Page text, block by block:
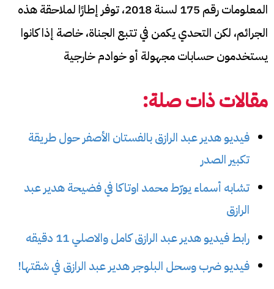
المعلومات رقم 175 لسنة 2018، توفر إطارًا لملاحقة هذه
الجرائم، لكن التحدي يكمن في تتبع الجناة، خاصة إذا كانوا
يستخدمون حسابات مجهولة أو خوادم خارجية
مقالات ذات صلة:
فيديو هدير عبد الرازق بالفستان الأصفر حول طريقة
تكبير الصدر
تشابه أسماء يورّط محمد اوتاكا في فضيحة هدير عبد
الرازق
رابط فيديو هدير عبد الرازق كامل والاصلي 11 دقيقه
فيديو ضرب وسحل البلوجر هدير عبد الرازق في شقتها!